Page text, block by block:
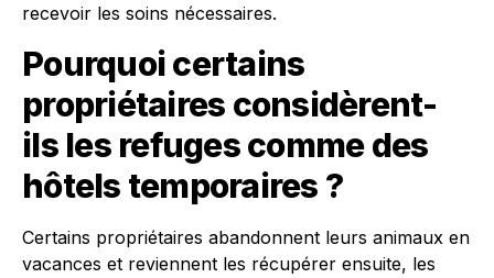
recevoir les soins nécessaires.
Pourquoi certains
propriétaires considèrent-
ils les refuges comme des
hôtels temporaires ?
Certains propriétaires abandonnent leurs animaux en
vacances et reviennent les récupérer ensuite, les